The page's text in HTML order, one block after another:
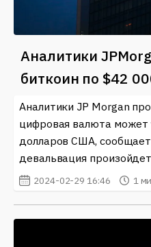
Аналитики
биткоин по $42
Аналитики JP Morgan
цифровая валюта может
долларов США,
девальвация
2024-02-29 16:46 1